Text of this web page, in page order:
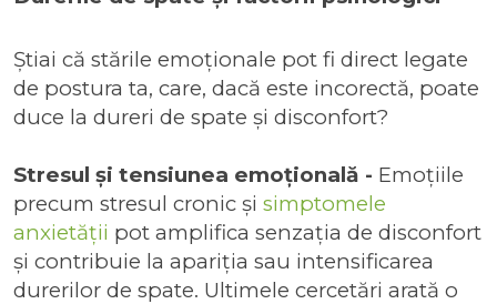
Știai că stările emoționale pot fi direct legate
de postura ta, care, dacă este incorectă, poate
duce la dureri de spate și disconfort?
Stresul și tensiunea emoțională - Emoțiile
precum stresul cronic și simptomele
anxietății pot amplifica senzația de disconfort
și contribuie la apariția sau intensificarea
durerilor de spate. Ultimele cercetări arată o